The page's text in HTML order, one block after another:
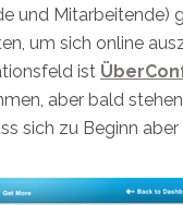
und
um sich online
ist
aber bald
sich zu Beginn aber